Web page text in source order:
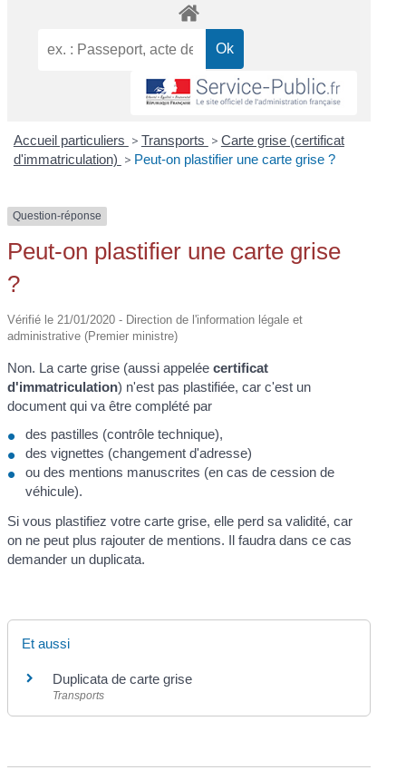
Accueil particuliers > Transports > Carte grise (certificat
d'immatriculation) > Peut-on plastifier une carte grise ?
Question-réponse
Peut-on plastifier une carte grise
?
Vérifié le 21/01/2020 - Direction de l'information légale et
administrative (Premier ministre)
Non. La carte grise (aussi appeléecertificat
d'immatriculation) n'est pas plastifiée, car c'est un
document qui va être complété par
des pastilles (contrôle technique),
des vignettes (changement d'adresse)
ou des mentions manuscrites (en cas de cession de
véhicule).
Si vous plastifiez votre carte grise, elle perd sa validité, car
on ne peut plus rajouter de mentions. Il faudra dans ce cas
demander un duplicata.
Et aussi
Duplicata de carte grise
Transports